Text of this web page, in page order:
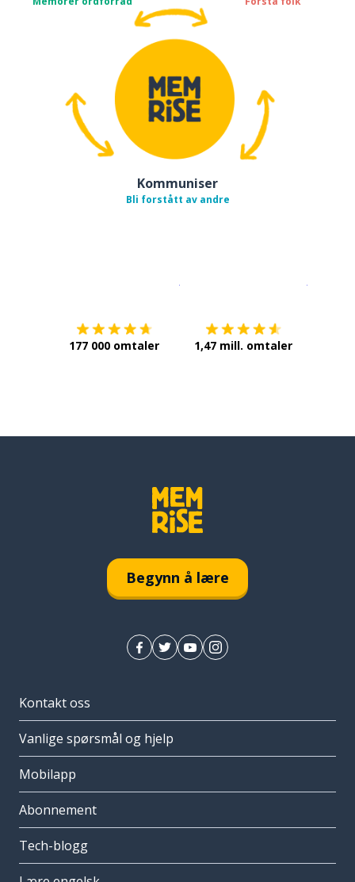
Kommuniser
Bli forstått av andre
177 000 omtaler 1,47 mill. omtaler
Begynn å lære
Kontakt oss
Vanlige spørsmål og hjelp
Mobilapp
Abonnement
Tech-blogg